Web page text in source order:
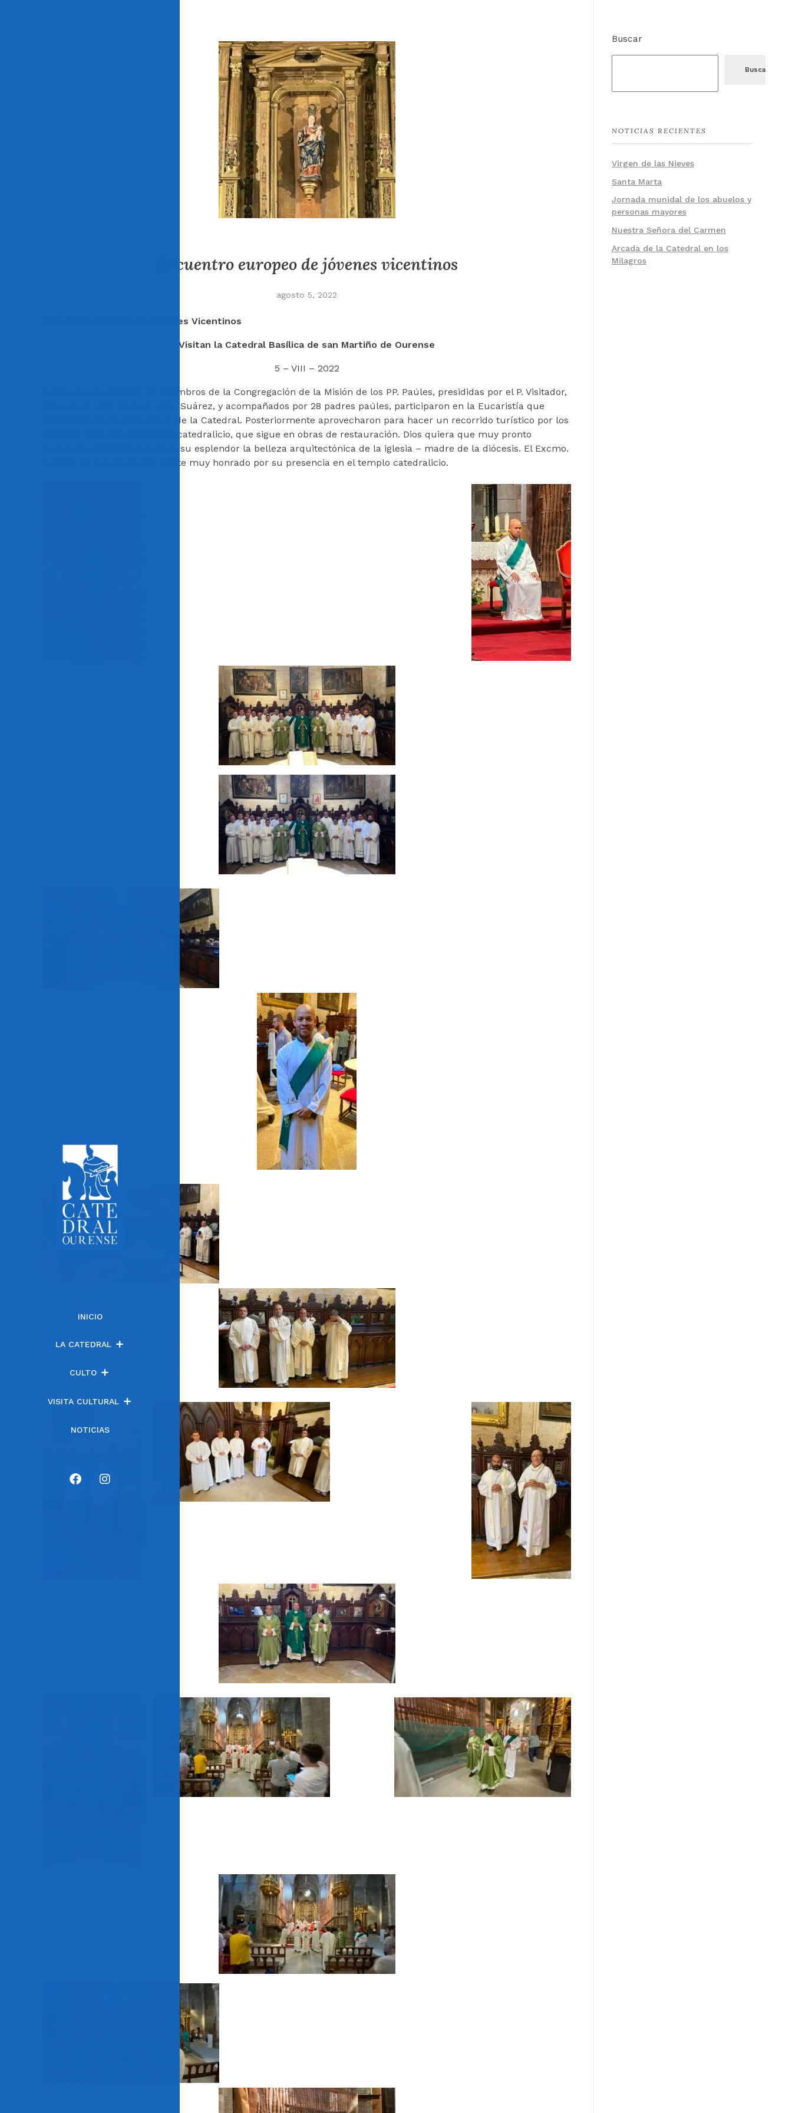
INICIO
LA CATEDRAL
CULTO
VISITA CULTURAL
NOTICIAS
Encuentro europeo de jóvenes vicentinos
agosto 5, 2022
Encuentro Europeo de jóvenes Vicentinos
Visitan la Catedral Basílica de san Martiño de Ourense
5 – VIII – 2022
Cerca de un centenar de miembros de la Congregación de la Misión de los PP. Paúles, presididas por el P. Visitador,
Ilmo. Sr. D. José Manuel Villar Suárez, y acompañados por 28 padres paúles, participaron en la Eucaristía que
celebraron en el altar mayor de la Catedral. Posteriormente aprovecharon para hacer un recorrido turístico por los
distintos espacios del templo catedralicio, que sigue en obras de restauración. Dios quiera que muy pronto
podamos contemplar en todo su esplendor la belleza arquitectónica de la iglesia – madre de la diócesis. El Excmo.
Cabildo de la Catedral se siente muy honrado por su presencia en el templo catedralicio.
Buscar
Buscar
NOTICIAS RECIENTES
Virgen de las Nieves
Santa Marta
Jornada munidal de los abuelos y
personas mayores
Nuestra Señora del Carmen
Arcada de la Catedral en los
Milagros